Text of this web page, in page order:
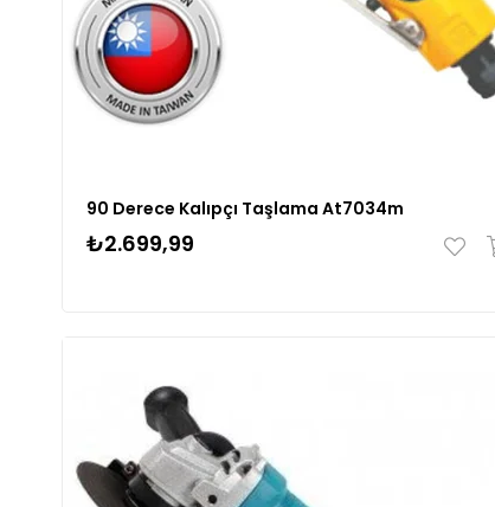
90 Derece Kalıpçı Taşlama At7034m
₺2.699,99